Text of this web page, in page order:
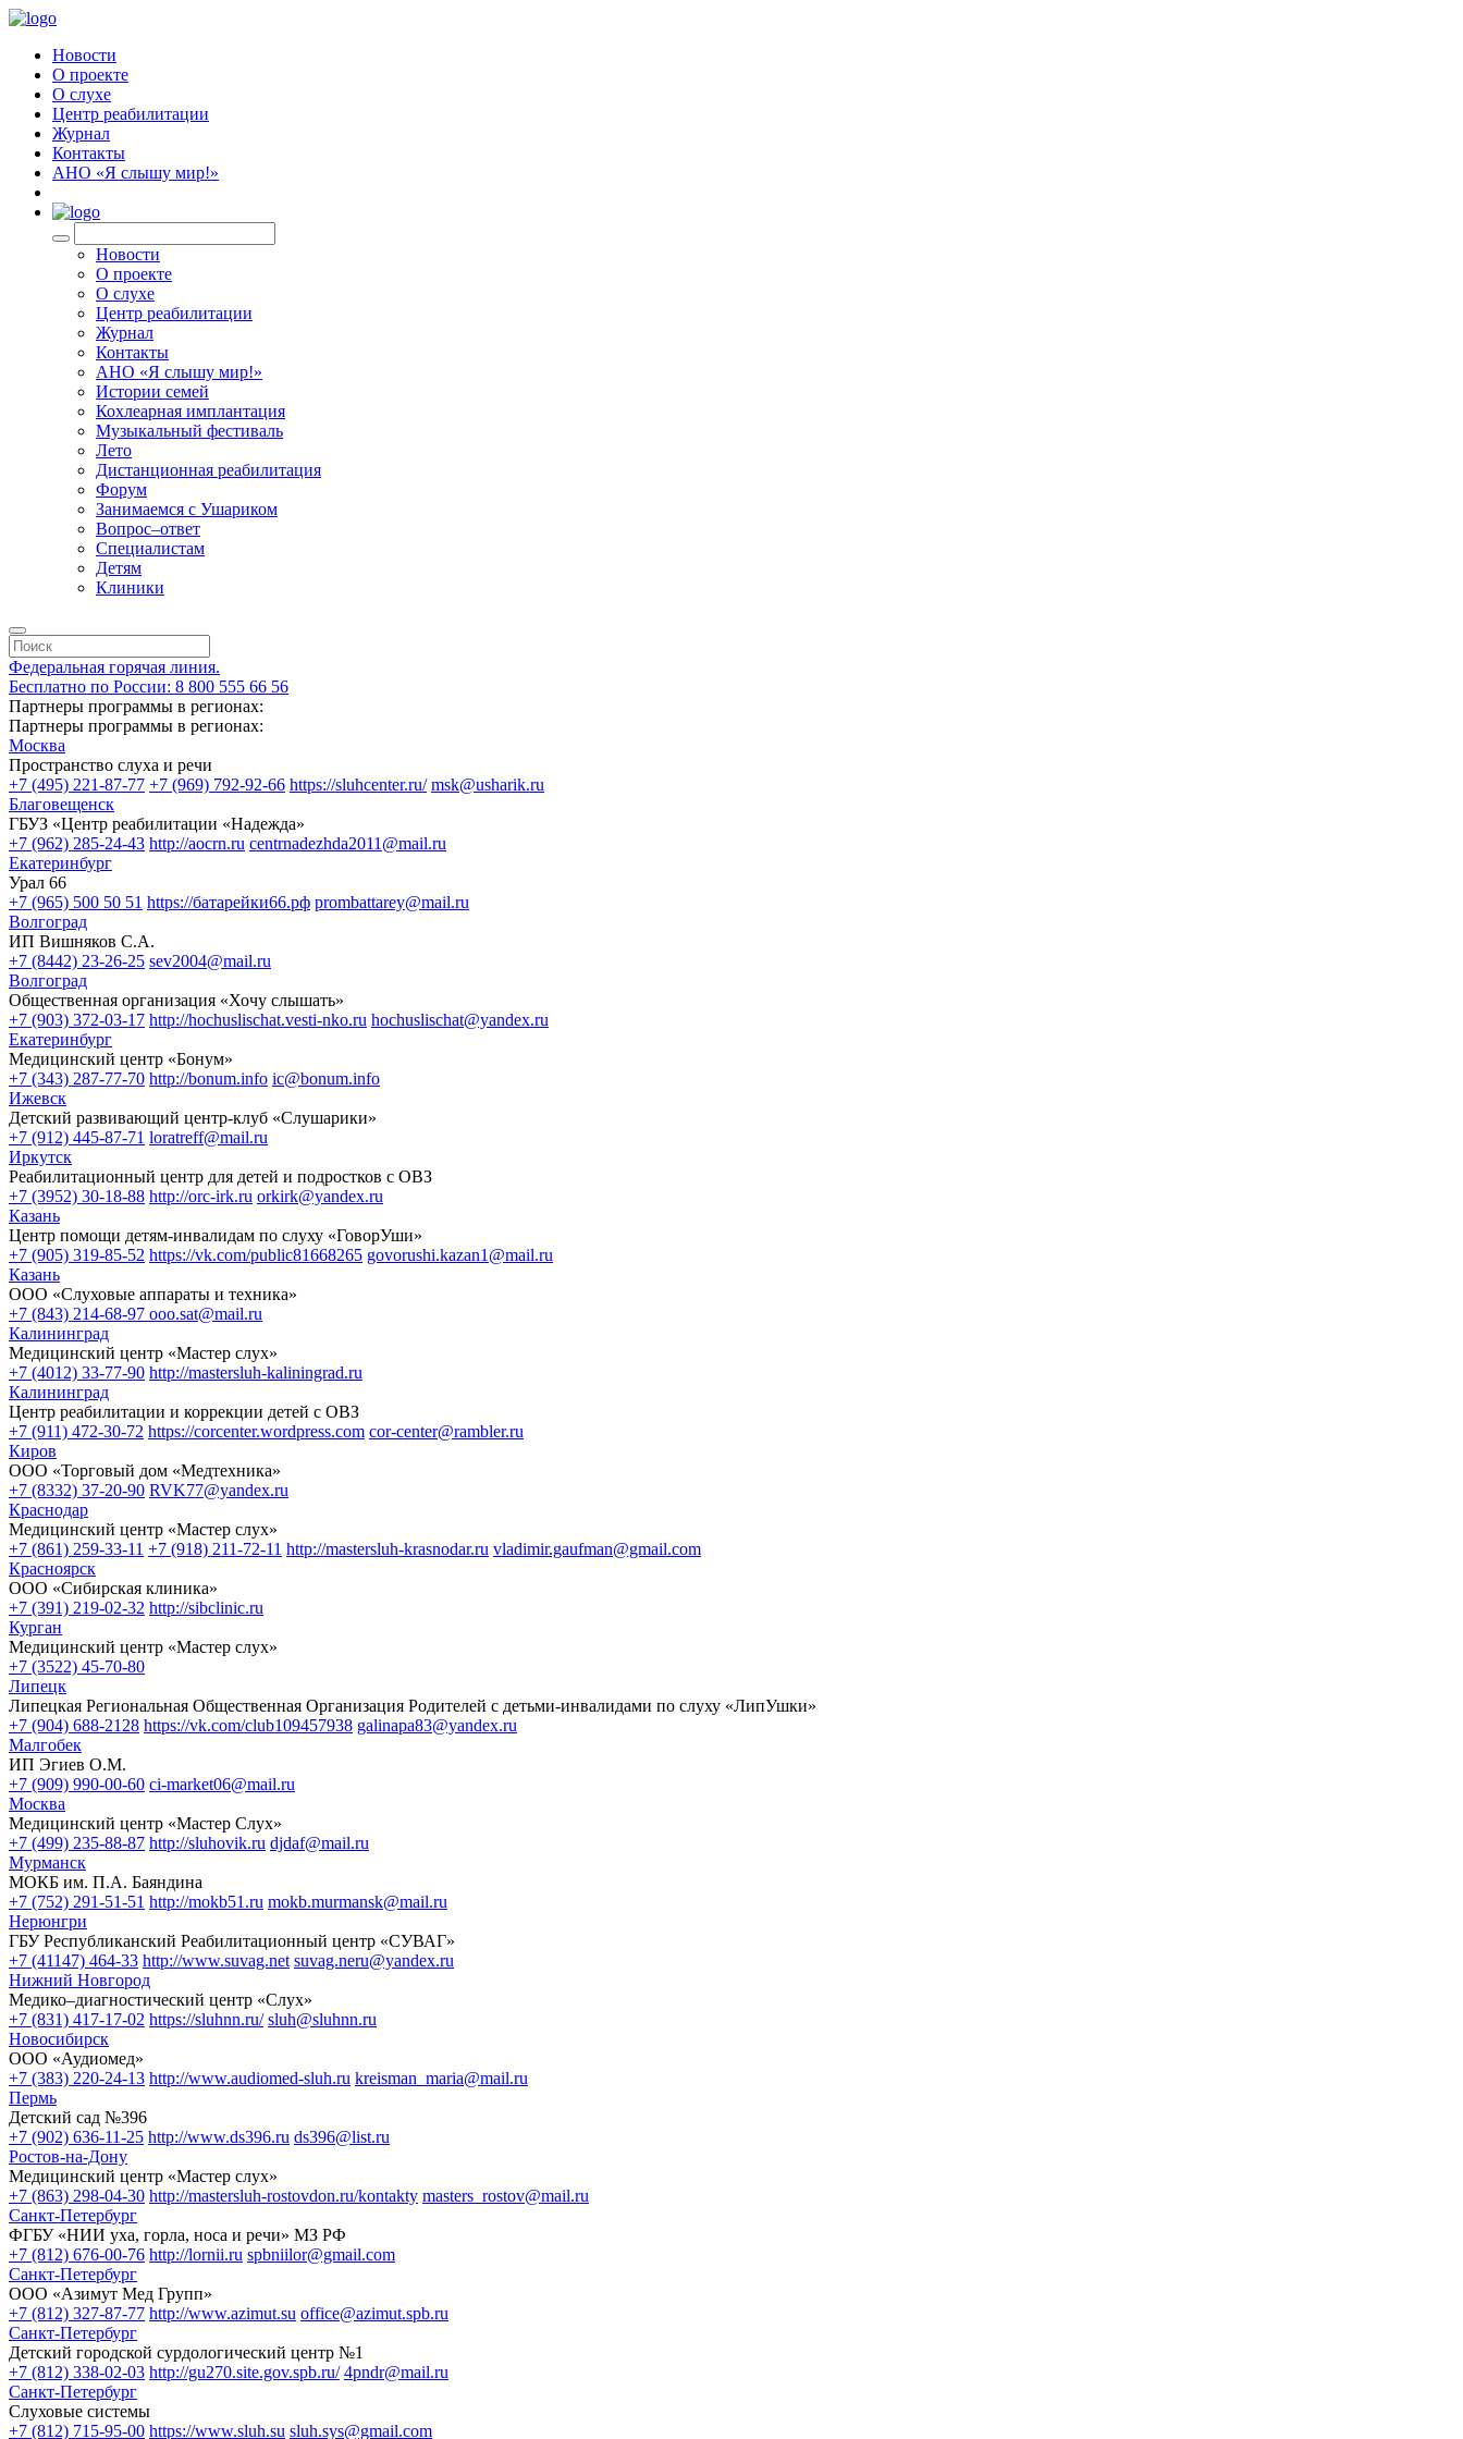
Новости
О проекте
О слухе
Центр реабилитации
Журнал
Контакты
АНО «Я слышу мир!»
Новости
О проекте
О слухе
Центр реабилитации
Журнал
Контакты
АНО «Я слышу мир!»
Истории семей
Кохлеарная имплантация
Музыкальный фестиваль
Лето
Дистанционная реабилитация
Форум
Занимаемся с Ушариком
Вопрос–ответ
Специалистам
Детям
Клиники
Федеральная горячая линия.
Бесплатно по России: 8 800 555 66 56
Партнеры программы в регионах:
Партнеры программы в регионах:
Москва
Пространство слуха и речи
+7 (495) 221-87-77 +7 (969) 792-92-66 https://sluhcenter.ru/ msk@usharik.ru
Благовещенск
ГБУЗ «Центр реабилитации «Надежда»
+7 (962) 285-24-43 http://aocrn.ru centrnadezhda2011@mail.ru
Екатеринбург
Урал 66
+7 (965) 500 50 51 https://батарейки66.рф prombattarey@mail.ru
Волгоград
ИП Вишняков С.А.
+7 (8442) 23-26-25 sev2004@mail.ru
Волгоград
Общественная организация «Хочу слышать»
+7 (903) 372-03-17 http://hochuslischat.vesti-nko.ru hochuslischat@yandex.ru
Екатеринбург
Медицинский центр «Бонум»
+7 (343) 287-77-70 http://bonum.info ic@bonum.info
Ижевск
Детский развивающий центр-клуб «Слушарики»
+7 (912) 445-87-71 loratreff@mail.ru
Иркутск
Реабилитационный центр для детей и подростков с ОВЗ
+7 (3952) 30-18-88 http://orc-irk.ru orkirk@yandex.ru
Казань
Центр помощи детям-инвалидам по слуху «ГоворУши»
+7 (905) 319-85-52 https://vk.com/public81668265 govorushi.kazan1@mail.ru
Казань
ООО «Слуховые аппараты и техника»
+7 (843) 214-68-97 ooo.sat@mail.ru
Калининград
Медицинский центр «Мастер слух»
+7 (4012) 33‑77-90 http://mastersluh-kaliningrad.ru
Калининград
Центр реабилитации и коррекции детей с ОВЗ
+7 (911) 472-30-72 https://corcenter.wordpress.com cor-center@rambler.ru
Киров
ООО «Торговый дом «Медтехника»
+7 (8332) 37-20-90 RVK77@yandex.ru
Краснодар
Медицинский центр «Мастер слух»
+7 (861) 259-33-11 +7 (918) 211-72-11 http://mastersluh-krasnodar.ru vladimir.gaufman@gmail.com
Красноярск
ООО «Сибирская клиника»
+7 (391) 219-02-32 http://sibclinic.ru
Курган
Медицинский центр «Мастер слух»
+7 (3522) 45-70-80
Липецк
Липецкая Региональная Общественная Организация Родителей с детьми-инвалидами по слуху «ЛипУшки»
+7 (904) 688-2128 https://vk.com/club109457938 galinapa83@yandex.ru
Малгобек
ИП Эгиев О.М.
+7 (909) 990-00-60 ci-market06@mail.ru
Москва
Медицинский центр «Мастер Слух»
+7 (499) 235-88-87 http://sluhovik.ru djdaf@mail.ru
Мурманск
МОКБ им. П.А. Баяндина
+7 (752) 291-51-51 http://mokb51.ru mokb.murmansk@mail.ru
Нерюнгри
ГБУ Республиканский Реабилитационный центр «СУВАГ»
+7 (41147) 464-33 http://www.suvag.net suvag.neru@yandex.ru
Нижний Новгород
Медико–диагностический центр «Слух»
+7 (831) 417-17-02 https://sluhnn.ru/ sluh@sluhnn.ru
Новосибирск
ООО «Аудиомед»
+7 (383) 220-24-13 http://www.audiomed-sluh.ru kreisman_maria@mail.ru
Пермь
Детский сад №396
+7 (902) 636-11-25 http://www.ds396.ru ds396@list.ru
Ростов-на-Дону
Медицинский центр «Мастер слух»
+7 (863) 298-04-30 http://mastersluh-rostovdon.ru/kontakty masters_rostov@mail.ru
Санкт-Петербург
ФГБУ «НИИ уха, горла, носа и речи» МЗ РФ
+7 (812) 676-00-76 http://lornii.ru spbniilor@gmail.com
Санкт-Петербург
ООО «Азимут Мед Групп»
+7 (812) 327-87-77 http://www.azimut.su office@azimut.spb.ru
Санкт-Петербург
Детский городской сурдологический центр №1
+7 (812) 338-02-03 http://gu270.site.gov.spb.ru/ 4pndr@mail.ru
Санкт-Петербург
Слуховые системы
+7 (812) 715-95-00 https://www.sluh.su sluh.sys@gmail.com